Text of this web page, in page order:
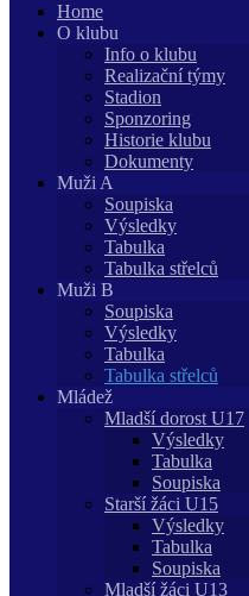
Home
O klubu
Info o klubu
Realizační týmy
Stadion
Sponzoring
Historie klubu
Dokumenty
Muži A
Soupiska
Výsledky
Tabulka
Tabulka střelců
Muži B
Soupiska
Výsledky
Tabulka
Tabulka střelců
Mládež
Mladší dorost U17
Výsledky
Tabulka
Soupiska
Starší žáci U15
Výsledky
Tabulka
Soupiska
Mladší žáci U13